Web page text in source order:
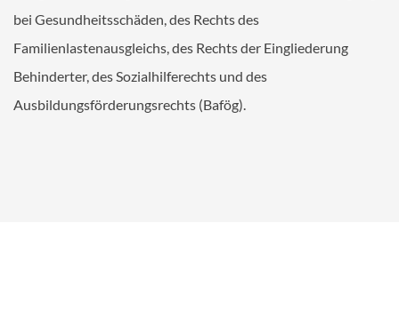
bei Gesundheitsschäden, des Rechts des
Familienlastenausgleichs, des Rechts der Eingliederung
Behinderter, des Sozialhilferechts und des
Ausbildungsförderungsrechts (Bafög).
ALEX WebAkte
Downloads
RECHTSGEBIETE